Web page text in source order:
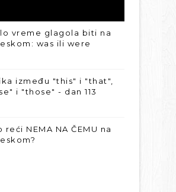
vreme glagola biti na
was ili were
između "this" i "that",
i "those" - dan 113
reći NEMA NA ČEMU na